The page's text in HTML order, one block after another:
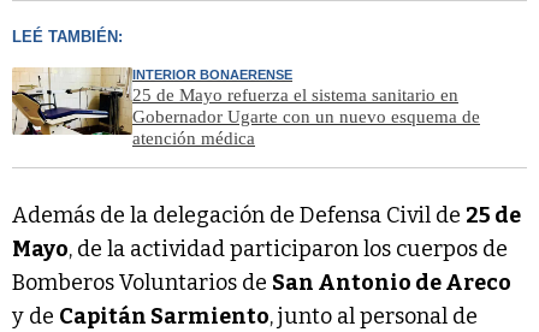
LEÉ TAMBIÉN:
INTERIOR BONAERENSE
25 de Mayo refuerza el sistema sanitario en
Gobernador Ugarte con un nuevo esquema de
atención médica
Además de la delegación de Defensa Civil de 25 de
Mayo, de la actividad participaron los cuerpos de
Bomberos Voluntarios de San Antonio de Areco
y de Capitán Sarmiento, junto al personal de